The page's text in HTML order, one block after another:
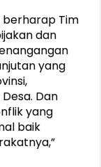
berharap Tim
dan
yang
Dan
yang
baik